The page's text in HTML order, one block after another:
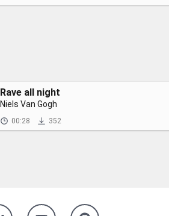
Rave all night
Niels Van Gogh
00:28 352